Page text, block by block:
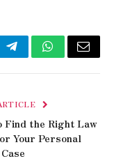
TelegramWhatsApp
Email
Find the Right Law
Your Personal